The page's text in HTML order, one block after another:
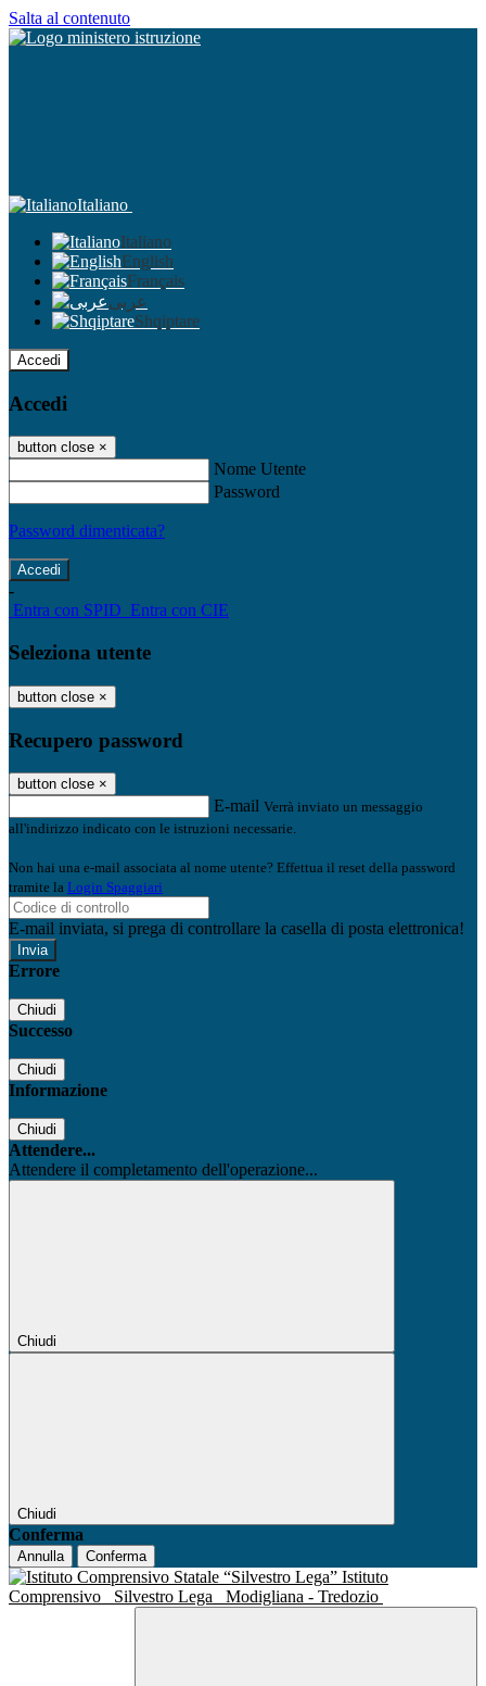
Salta al contenuto
Italiano
Italiano
English
Français
عربى
Shqiptare
Accedi
Accedi
button close ×
Nome Utente
Password
Password dimenticata?
-
Entra con SPID Entra con CIE
Seleziona utente
button close ×
Recupero password
button close ×
E-mail Verrà inviato un messaggio
all'indirizzo indicato con le istruzioni necessarie.
Non hai una e-mail associata al nome utente? Effettua il reset della password
tramite la Login Spaggiari
E-mail inviata, si prega di controllare la casella di posta elettronica!
Errore
Chiudi
Successo
Chiudi
Informazione
Chiudi
Attendere...
Attendere il completamento dell'operazione...
Chiudi
Chiudi
Conferma
Annulla Conferma
Istituto
Comprensivo
Silvestro Lega Modigliana - Tredozio